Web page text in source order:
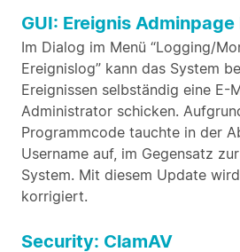
GUI: Ereignis
Im Dialog im Menü “Logging/
Ereignislog” kann das System
Ereignissen selbständig eine E-
Administrator schicken.
Programmcode tauchte in der
Username auf, im Gegensatz
System. Mit diesem Update
korrigiert.
Security: ClamAV